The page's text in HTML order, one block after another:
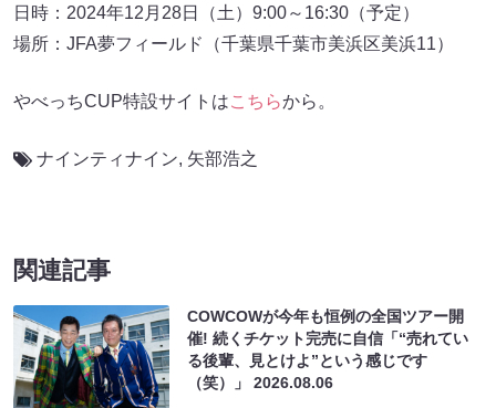
日時：2024年12月28日（土）9:00～16:30（予定）
場所：JFA夢フィールド（千葉県千葉市美浜区美浜11）
やべっちCUP特設サイトはこちらから。
ナインティナイン, 矢部浩之
関連記事
COWCOWが今年も恒例の全国ツアー開
催! 続くチケット完売に自信「“売れてい
る後輩、見とけよ”という感じです
（笑）」2026.08.06